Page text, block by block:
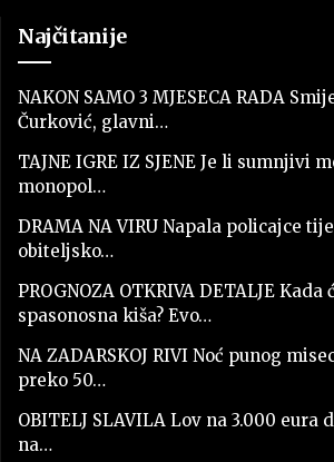
Najčitanije
NAKON SAMO 3 MJESECA RADA
Čurković, glavni…
TAJNE IGRE IZ SJENE Je li sumnjivi
monopol…
DRAMA NA VIRU Napala policajce
obiteljsko…
PROGNOZA OTKRIVA DETALJE Kada
spasonosna kiša? Evo…
NA ZADARSKOJ RIVI Noć punog
preko 50…
OBITELJ SLAVILA Lov na 3.000 eura
na…